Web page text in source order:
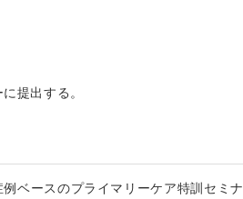
提出する。
ベースのプライマリーケア特訓セミナ